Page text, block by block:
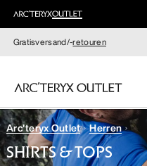
Gratisversand/-retouren
DAMEN
Arc'teryx Outlet Herren
SHIRTS & TOPS